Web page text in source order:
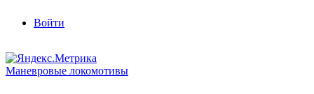
Войти
Маневровые локомотивы